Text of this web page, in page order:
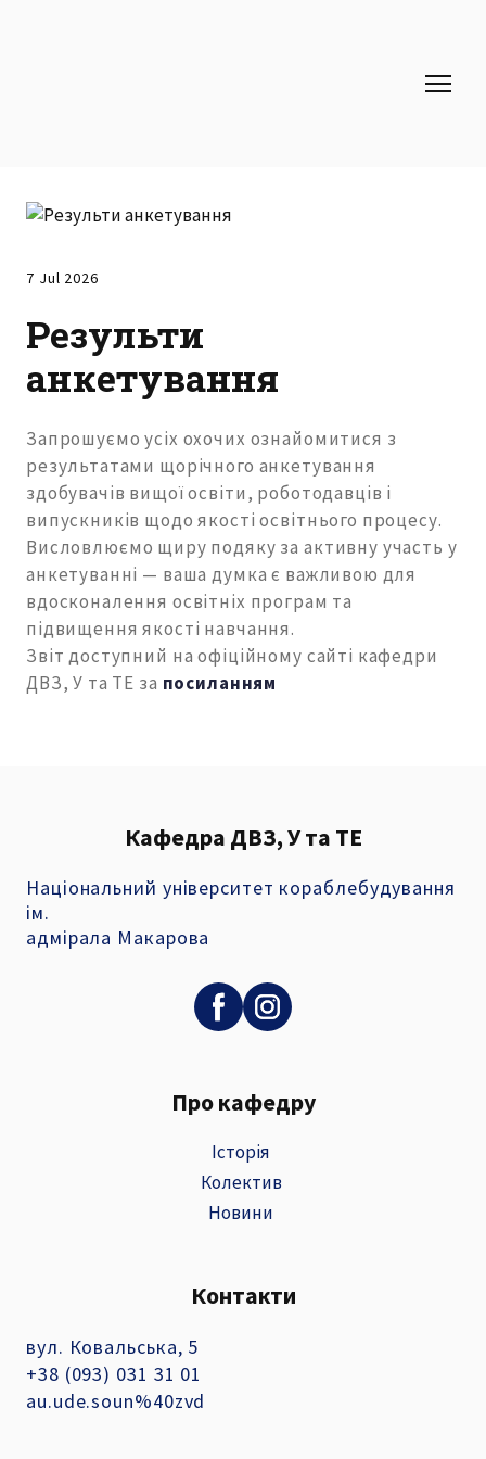
7 Jul 2026
Результи
анкетування
Запрошуємо усіх охочих ознайомитися з
результатами щорічного анкетування
здобувачів вищої освіти, роботодавців і
випускників щодо якості освітнього процесу.
Висловлюємо щиру подяку за активну участь у
анкетуванні — ваша думка є важливою для
вдосконалення освітніх програм та
підвищення якості навчання.
Звіт доступний на офіційному сайті кафедри
ДВЗ, У та ТЕ за посиланням
Кафедра ДВЗ, У та ТЕ
Національний університет кораблебудування
ім.
адмірала Макарова
Про кафедру
Історія
Колектив
Новини
Контакти
вул. Ковальська, 5
+38 (093) 031 31 01
au.ude.soun%40zvd